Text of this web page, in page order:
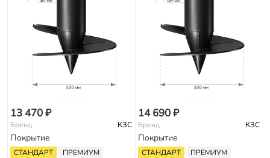
13 470 ₽
Бренд КЗС
Покрытие
СТАНДАРТ
ПРЕМИУМ
14 690 ₽
Бренд КЗС
Покрытие
СТАНДАРТ
ПРЕМИУМ